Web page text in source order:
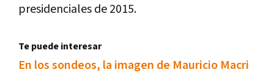
presidenciales de 2015.
Te puede interesar
En los sondeos, la imagen de Mauricio Macri